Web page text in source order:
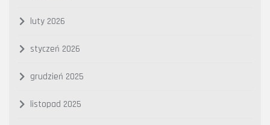
luty 2026
styczeń 2026
grudzień 2025
listopad 2025